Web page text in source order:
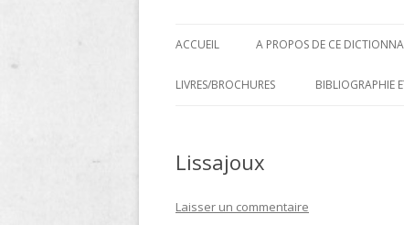
ACCUEIL A PROPOS DE CE
LIVRES/BROCHURES
D
BIBLIOGRAPHIE
Lissajoux
Laisser un commentaire